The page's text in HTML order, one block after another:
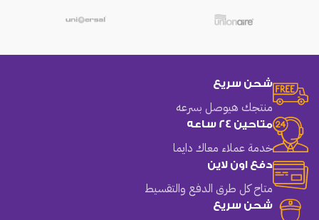
شحن سريع
منتجك هيوصل بسرعه
متاحين 24 ساعه
خدمة عملاء معاك دايما
دفع اون لاين
متاح كل طرق الدفع والتقسيط
شحن سريع